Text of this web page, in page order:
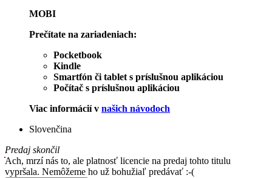
MOBI
Prečítate na zariadeniach:
Pocketbook
Kindle
Smartfón či tablet s príslušnou aplikáciou
Počítač s príslušnou aplikáciou
Viac informácií v našich návodoch
Slovenčina
Predaj skončil
Ach, mrzí nás to, ale platnosť licencie na predaj tohto titulu
vypršala. Nemôžeme ho už bohužiaľ predávať :-(